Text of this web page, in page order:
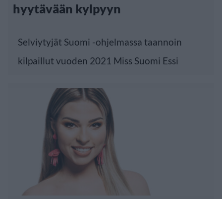
hyytävään kylpyyn
Selviytyjät Suomi -ohjelmassa taannoin
kilpaillut vuoden 2021 Miss Suomi Essi